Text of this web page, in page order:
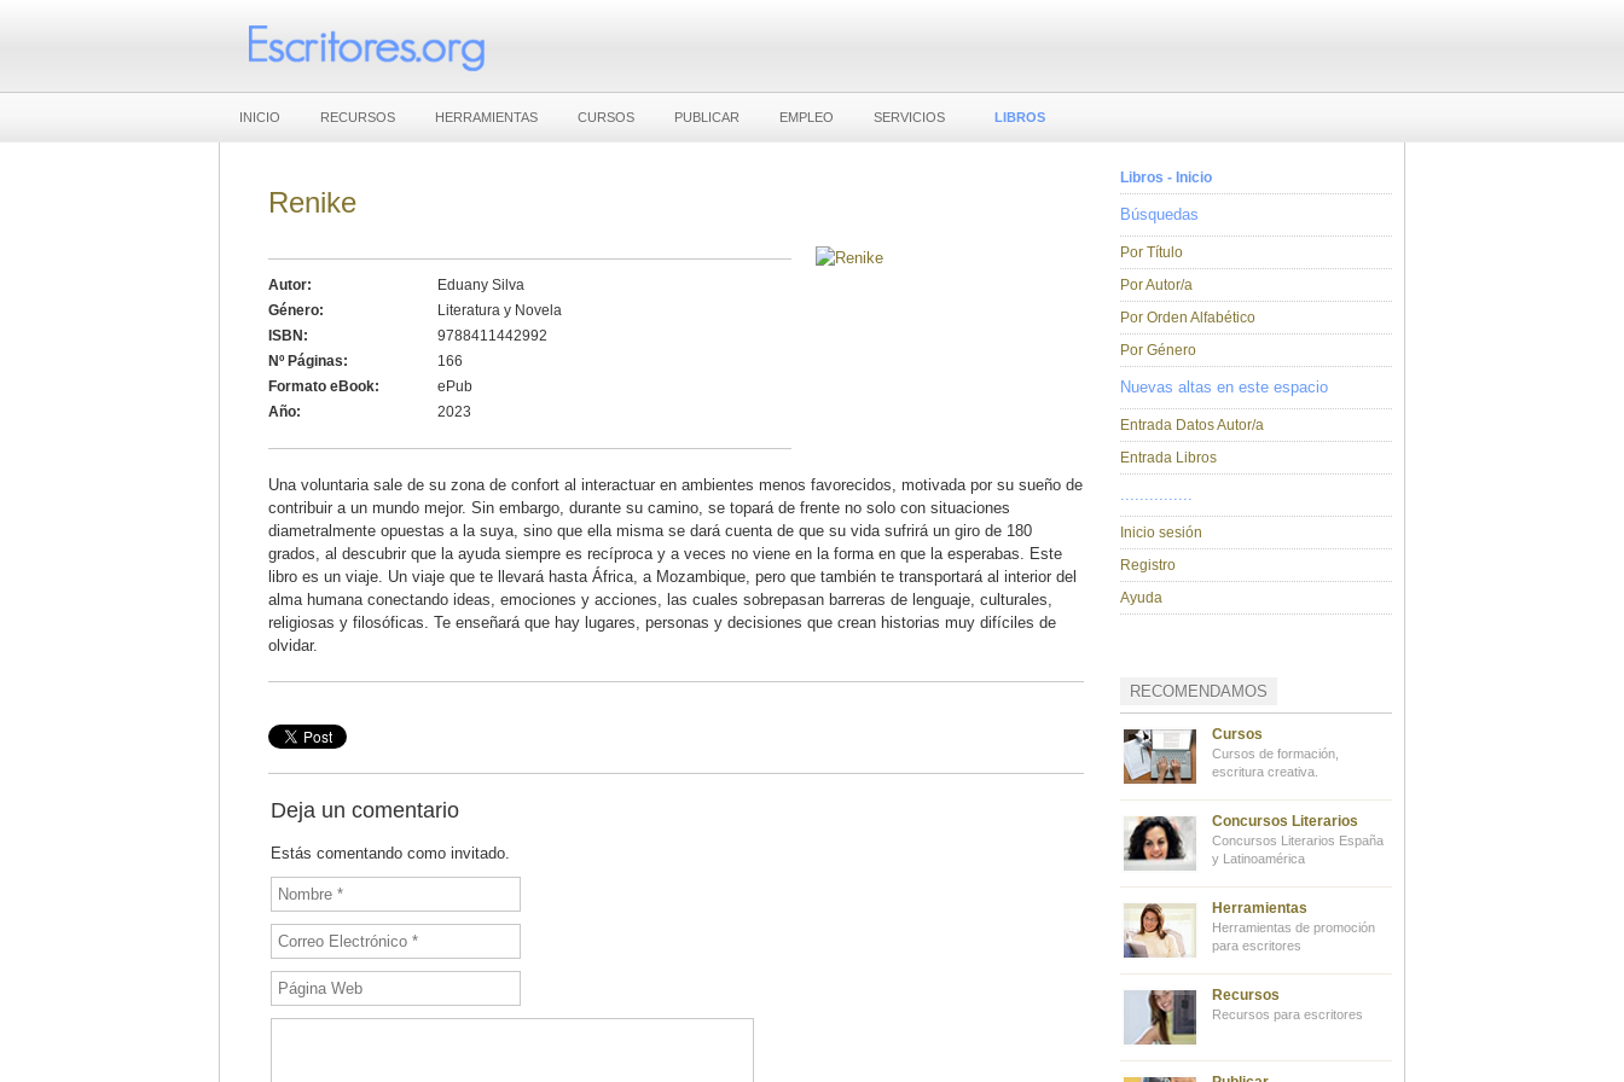
INICIO RECURSOS HERRAMIENTAS CURSOS PUBLICAR EMPLEO SERVICIOS LIBROS
Renike
Autor:
Eduany Silva
Género:
Literatura y Novela
ISBN:
9788411442992
Nº Páginas:
166
Formato eBook:
ePub
Año:
2023
Una voluntaria sale de su zona de confort al interactuar en ambientes menos favorecidos, motivada por su sueño de
contribuir a un mundo mejor. Sin embargo, durante su camino, se topará de frente no solo con situaciones
diametralmente opuestas a la suya, sino que ella misma se dará cuenta de que su vida sufrirá un giro de 180
grados, al descubrir que la ayuda siempre es recíproca y a veces no viene en la forma en que la esperabas. Este
libro es un viaje. Un viaje que te llevará hasta África, a Mozambique, pero que también te transportará al interior del
alma humana conectando ideas, emociones y acciones, las cuales sobrepasan barreras de lenguaje, culturales,
religiosas y filosóficas. Te enseñará que hay lugares, personas y decisiones que crean historias muy difíciles de
olvidar.
Deja un comentario
Estás comentando como invitado.
Libros - Inicio
Búsquedas
Por Título
Por Autor/a
Por Orden Alfabético
Por Género
Nuevas altas en este espacio
Entrada Datos Autor/a
Entrada Libros
...............
Inicio sesión
Registro
Ayuda
RECOMENDAMOS
Cursos
Cursos de formación,
escritura creativa.
Concursos Literarios
Concursos Literarios España
y Latinoamérica
Herramientas
Herramientas de promoción
para escritores
Recursos
Recursos para escritores